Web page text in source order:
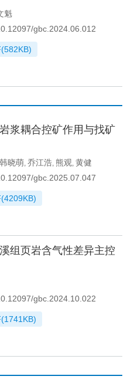
魁
gbc.2024.06.012
582KB)
浆耦合控矿作用与找矿
韩晓萌, 乔江浩, 熊观, 黄健
gbc.2025.07.047
4209KB)
组页岩含气性差异主控
gbc.2024.10.022
1741KB)